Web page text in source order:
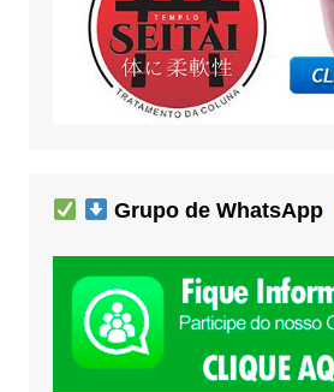
Grupo de WhatsApp